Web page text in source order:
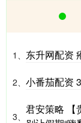
1、 东升网配资
2、 小番茄配资
3、
君安策略 【